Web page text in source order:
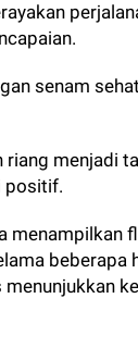
senam
riang menjadi
positif.
menampilkan
beberapa